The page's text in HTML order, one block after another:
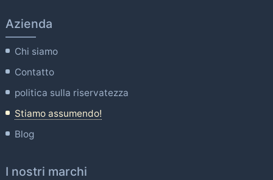
Azienda
Chi siamo
Contatto
politica sulla riservatezza
Stiamo assumendo!
Blog
I nostri marchi